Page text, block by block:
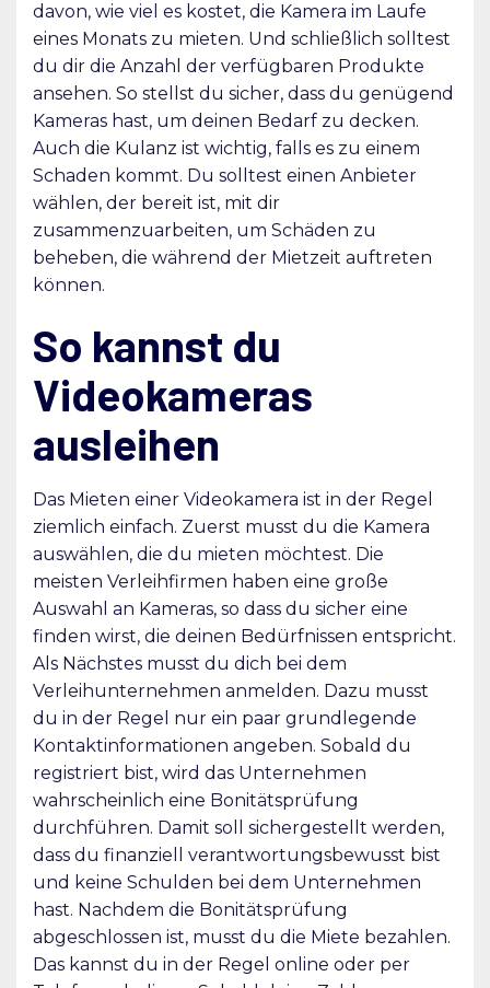
davon, wie viel es kostet, die Kamera im Laufe
eines Monats zu mieten. Und schließlich solltest
du dir die Anzahl der verfügbaren Produkte
ansehen. So stellst du sicher, dass du genügend
Kameras hast, um deinen Bedarf zu decken.
Auch die Kulanz ist wichtig, falls es zu einem
Schaden kommt. Du solltest einen Anbieter
wählen, der bereit ist, mit dir
zusammenzuarbeiten, um Schäden zu
beheben, die während der Mietzeit auftreten
können.
So kannst du
Videokameras
ausleihen
Das Mieten einer Videokamera ist in der Regel
ziemlich einfach. Zuerst musst du die Kamera
auswählen, die du mieten möchtest. Die
meisten Verleihfirmen haben eine große
Auswahl an Kameras, so dass du sicher eine
finden wirst, die deinen Bedürfnissen entspricht.
Als Nächstes musst du dich bei dem
Verleihunternehmen anmelden. Dazu musst
du in der Regel nur ein paar grundlegende
Kontaktinformationen angeben. Sobald du
registriert bist, wird das Unternehmen
wahrscheinlich eine Bonitätsprüfung
durchführen. Damit soll sichergestellt werden,
dass du finanziell verantwortungsbewusst bist
und keine Schulden bei dem Unternehmen
hast. Nachdem die Bonitätsprüfung
abgeschlossen ist, musst du die Miete bezahlen.
Das kannst du in der Regel online oder per